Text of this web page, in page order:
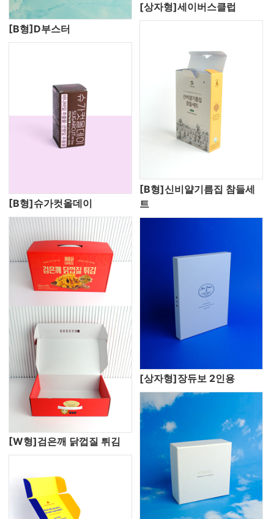
[B형]D부스터
[상자형]세이버스클럽
[B형]슈가컷올데이
[B형]신비얄기름집 참들세
트
[W형]검은깨 닭껍질 튀김
[상자형]장듀보 2인용